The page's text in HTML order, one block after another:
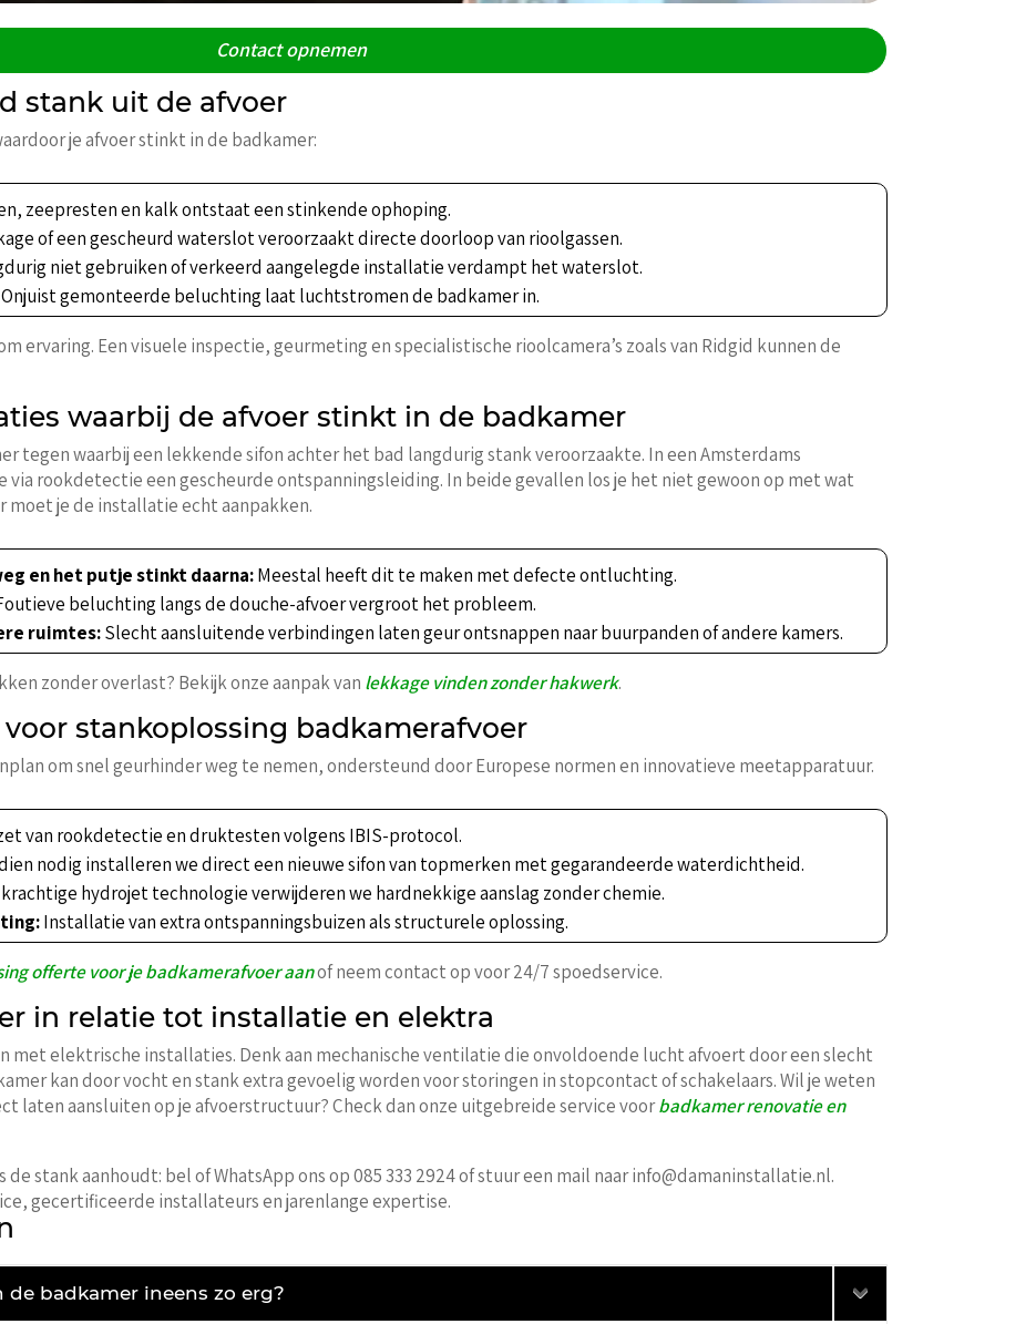
Contact opnemen
stank uit de afvoer
je afvoer stinkt in de badkamer:
zeepresten en kalk ontstaat een stinkende ophoping.
of een gescheurd waterslot veroorzaakt directe doorloop van rioolgassen.
niet gebruiken of verkeerd aangelegde installatie verdampt het waterslot.
Onjuist gemonteerde beluchting laat luchtstromen de badkamer in.
ervaring. Een visuele inspectie, geurmeting en specialistische rioolcamera’s zoals van Ridgid kunnen de
waarbij de afvoer stinkt in de badkamer
tegen waarbij een lekkende sifon achter het bad langdurig stank veroorzaakte. In een Amsterdams
rookdetectie een gescheurde ontspanningsleiding. In beide gevallen los je het niet gewoon op met wat
moet je de installatie echt aanpakken.
en het putje stinkt daarna:Meestal heeft dit te maken met defecte ontluchting.
beluchting langs de douche-afvoer vergroot het probleem.
ruimtes:Slecht aansluitende verbindingen laten geur ontsnappen naar buurpanden of andere kamers.
zonder overlast? Bekijk onze aanpak van lekkage vinden zonder hakwerk.
stankoplossing badkamerafvoer
om snel geurhinder weg te nemen, ondersteund door Europese normen en innovatieve meetapparatuur.
van rookdetectie en druktesten volgens IBIS-protocol.
nodig installeren we direct een nieuwe sifon van topmerken met gegarandeerde waterdichtheid.
hydrojet technologie verwijderen we hardnekkige aanslag zonder chemie.
Installatie van extra ontspanningsbuizen als structurele oplossing.
offerte voor je badkamerafvoer aanof neem contact op voor 24/7 spoedservice.
in relatie tot installatie en elektra
met elektrische installaties. Denk aan mechanische ventilatie die onvoldoende lucht afvoert door een slecht
kan door vocht en stank extra gevoelig worden voor storingen in stopcontact of schakelaars. Wil je weten
laten aansluiten op je afvoerstructuur? Check dan onze uitgebreide service voorbadkamer renovatie en
de stank aanhoudt: bel of WhatsApp ons op 085 333 2924 of stuur een mail naar info@damaninstallatie.nl.
gecertificeerde installateurs en jarenlange expertise.
badkamer ineens zo erg?